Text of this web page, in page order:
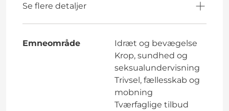
Se flere detaljer
Emneområde
Idræt og bevægelse
Krop, sundhed og
seksualundervisning
Trivsel, fællesskab og
mobning
Tværfaglige tilbud